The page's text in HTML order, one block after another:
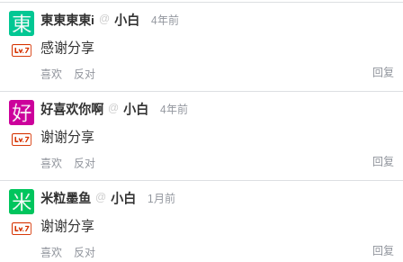
東東東東i @ 小白 4年前
感谢分享
喜欢 反对 回复
好喜欢你啊 @ 小白 4年前
谢谢分享
喜欢 反对 回复
米粒墨鱼 @ 小白 1月前
谢谢分享
喜欢 反对 回复